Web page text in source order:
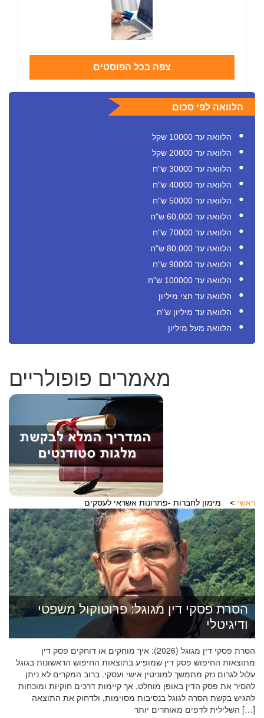
צפה בכל הפוסטים
הלוואה לפי סכום
הלוואה עד 10000 שקל
הלוואה עד 20000 שקל
הלוואה עד 30000 ש"ח
הלוואה עד 40000 ש"ח
הלוואה עד 50000 ש"ח
הלוואה עד 60,000 ש"ח
הלוואה עד 70000 ש"ח
הלוואה עד 80,000 ש"ח
הלוואה עד 90000 ש"ח
הלוואה עד 100000 ש"ח
הלוואה עד חצי מיליון
הלוואה עד מיליון ש"ח
הלוואה מעל מיליון
מאמרים פופולריים
ראשי מימון לחברות -פתרונות אשראי לעסקים
הסרת פסקי דין מגוגל: פרוטוקול משפטי
ודיגיטלי
הסרת פסקי דין מגוגל (2026): איך מוחקים או דוחקים פסק דין
מתוצאות החיפוש פסק דין שמופיע בתוצאות החיפוש הראשונות בגוגל
עלול לגרום נזק מתמשך למוניטין אישי ועסקי. ברוב המקרים לא ניתן
להסיר את פסק הדין באופן מוחלט, אך קיימות דרכים חוקיות ומוכחות
להגיש בקשת הסרה לגוגל בנסיבות מסוימות, ולדחוק את התוצאה
השלילית לדפים מאוחרים יותר […]